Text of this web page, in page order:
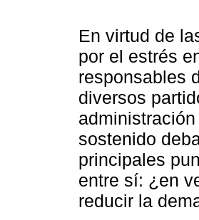
En virtud de
por el estrés
responsables
diversos
sostenido
principales
entre sí: ¿en
reducir la